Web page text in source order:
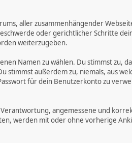
aller zusammenhängender
oder gerichtlicher Schritte
weiterzugeben.
Namen zu wählen. Du stimmst zu,
stimmst außerdem zu, niemals, aus
für dein Benutzerkonto zu
angemessene und
werden mit oder ohne vorherige